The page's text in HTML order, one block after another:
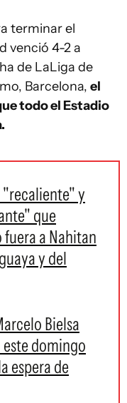
terminar el
venció 4-2 a
de LaLiga de
Barcelona, el
todo el Estadio
y
que
a Nahitan
y del
Bielsa
domingo
espera de